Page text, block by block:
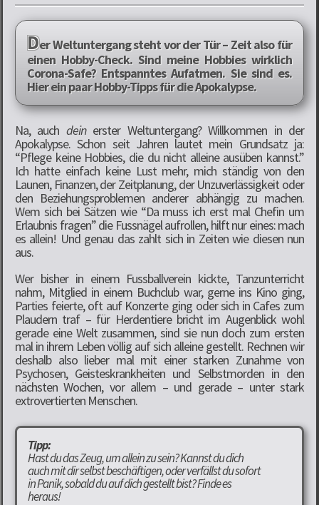
Der Weltuntergang steht vor der Tür – Zeit also für
einen Hobby-Check. Sind meine Hobbies wirklich
Corona-Safe? Entspanntes Aufatmen. Sie sind es.
Hier ein paar Hobby-Tipps für die Apokalypse.
Na, auch deinerster Weltuntergang? Willkommen in der
Apokalypse. Schon seit Jahren lautet mein Grundsatz ja:
“Pflege keine Hobbies, die du nicht alleine ausüben kannst.”
Ich hatte einfach keine Lust mehr, mich ständig von den
Launen, Finanzen, der Zeitplanung, der Unzuverlässigkeit oder
den Beziehungsproblemen anderer abhängig zu machen.
Wem sich bei Sätzen wie “Da muss ich erst mal Chefin um
Erlaubnis fragen” die Fussnägel aufrollen, hilft nur eines: mach
es allein! Und genau das zahlt sich in Zeiten wie diesen nun
aus.
Wer bisher in einem Fussballverein kickte, Tanzunterricht
nahm, Mitglied in einem Buchclub war, gerne ins Kino ging,
Parties feierte, oft auf Konzerte ging oder sich in Cafes zum
Plaudern traf – für Herdentiere bricht im Augenblick wohl
gerade eine Welt zusammen, sind sie nun doch zum ersten
mal in ihrem Leben völlig auf sich alleine gestellt. Rechnen wir
deshalb also lieber mal mit einer starken Zunahme von
Psychosen, Geisteskrankheiten und Selbstmorden in den
nächsten Wochen, vor allem – und gerade – unter stark
extrovertierten Menschen.
Tipp:
Hast du das Zeug, um allein zu sein? Kannst du dich
auch mit dir selbst beschäftigen, oder verfällst du sofort
in Panik, sobald du auf dich gestellt bist? Finde es
heraus!